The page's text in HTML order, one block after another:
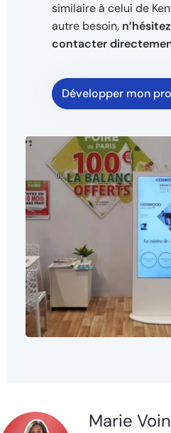
similaire à celui de
autre besoin,
contacter
Développer mon
Marie